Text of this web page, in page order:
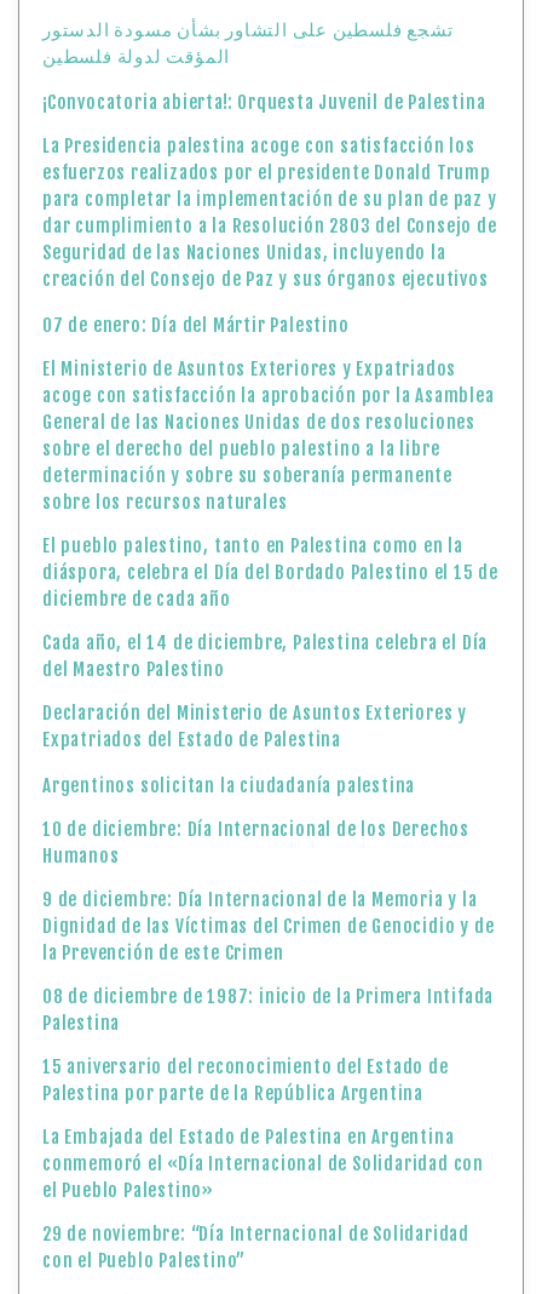
تشجع فلسطين على التشاور بشأن مسودة الدستور
المؤقت لدولة فلسطين
¡Convocatoria abierta!: Orquesta Juvenil de Palestina
La Presidencia palestina acoge con satisfacción los
esfuerzos realizados por el presidente Donald Trump
para completar la implementación de su plan de paz y
dar cumplimiento a la Resolución 2803 del Consejo de
Seguridad de las Naciones Unidas, incluyendo la
creación del Consejo de Paz y sus órganos ejecutivos
07 de enero: Día del Mártir Palestino
El Ministerio de Asuntos Exteriores y Expatriados
acoge con satisfacción la aprobación por la Asamblea
General de las Naciones Unidas de dos resoluciones
sobre el derecho del pueblo palestino a la libre
determinación y sobre su soberanía permanente
sobre los recursos naturales
El pueblo palestino, tanto en Palestina como en la
diáspora, celebra el Día del Bordado Palestino el 15 de
diciembre de cada año
Cada año, el 14 de diciembre, Palestina celebra el Día
del Maestro Palestino
Declaración del Ministerio de Asuntos Exteriores y
Expatriados del Estado de Palestina
Argentinos solicitan la ciudadanía palestina
10 de diciembre: Día Internacional de los Derechos
Humanos
9 de diciembre: Día Internacional de la Memoria y la
Dignidad de las Víctimas del Crimen de Genocidio y de
la Prevención de este Crimen
08 de diciembre de 1987: inicio de la Primera Intifada
Palestina
15 aniversario del reconocimiento del Estado de
Palestina por parte de la República Argentina
La Embajada del Estado de Palestina en Argentina
conmemoró el «Día Internacional de Solidaridad con
el Pueblo Palestino»
29 de noviembre: “Día Internacional de Solidaridad
con el Pueblo Palestino”